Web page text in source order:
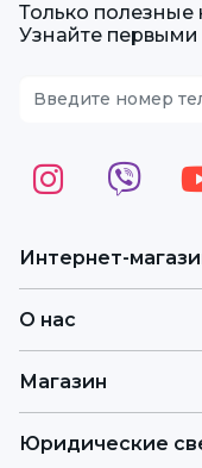
Интернет-
О нас
Магазин
Юридические
Только
Узнайте первыми